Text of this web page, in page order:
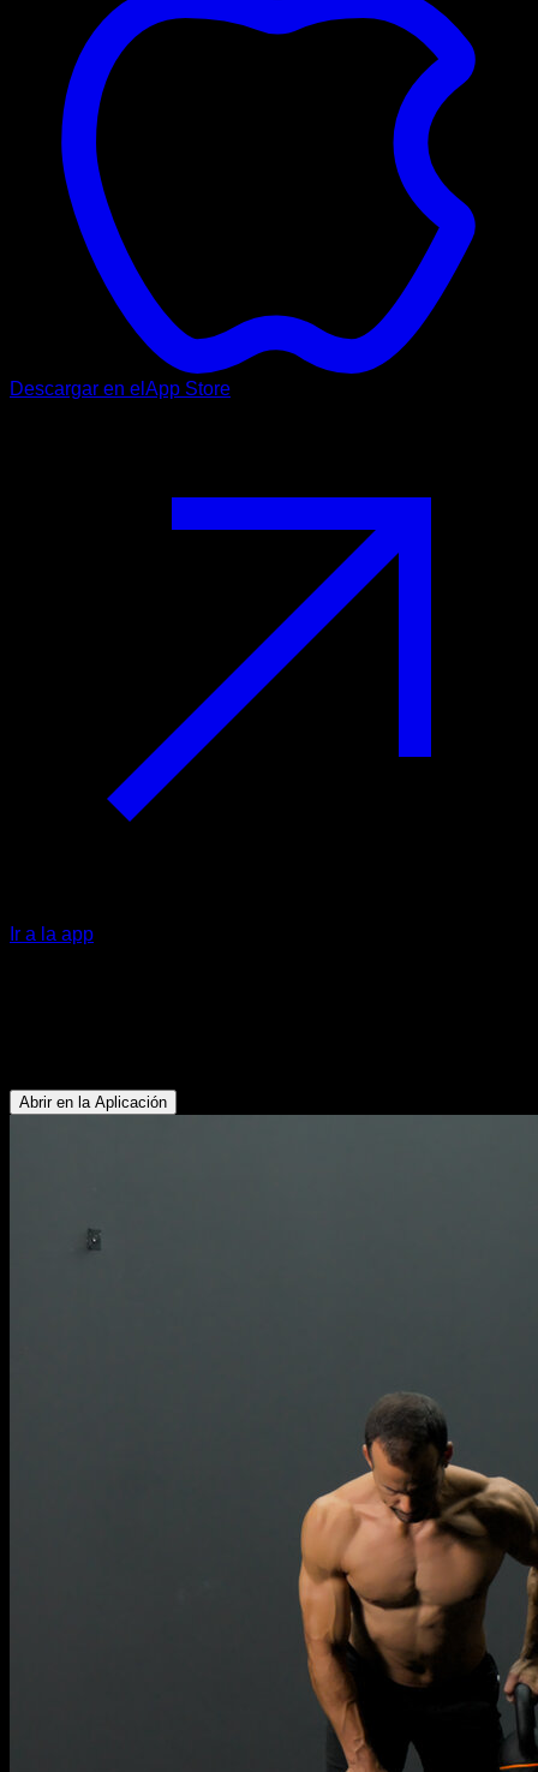
Descargar en el App Store
Ir a la app
Abrir en la Aplicación